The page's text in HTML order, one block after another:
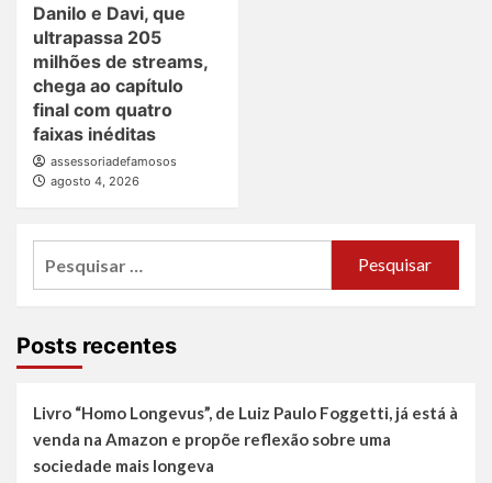
Danilo e Davi, que
ultrapassa 205
milhões de streams,
chega ao capítulo
final com quatro
faixas inéditas
assessoriadefamosos
agosto 4, 2026
Posts recentes
Livro “Homo Longevus”, de Luiz Paulo Foggetti, já está à
venda na Amazon e propõe reflexão sobre uma
sociedade mais longeva